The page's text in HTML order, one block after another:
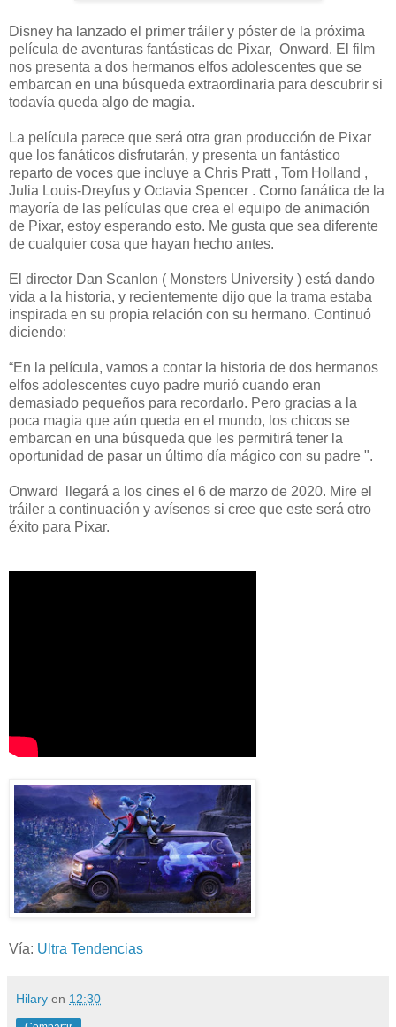
Disney ha lanzado el primer tráiler y póster de la próxima
película de aventuras fantásticas de Pixar, Onward. El film
nos presenta a dos hermanos elfos adolescentes que se
embarcan en una búsqueda extraordinaria para descubrir si
todavía queda algo de magia.
La película parece que será otra gran producción de Pixar
que los fanáticos disfrutarán, y presenta un fantástico
reparto de voces que incluye a Chris Pratt , Tom Holland ,
Julia Louis-Dreyfus y Octavia Spencer . Como fanática de la
mayoría de las películas que crea el equipo de animación
de Pixar, estoy esperando esto. Me gusta que sea diferente
de cualquier cosa que hayan hecho antes.
El director Dan Scanlon ( Monsters University ) está dando
vida a la historia, y recientemente dijo que la trama estaba
inspirada en su propia relación con su hermano. Continuó
diciendo:
“En la película, vamos a contar la historia de dos hermanos
elfos adolescentes cuyo padre murió cuando eran
demasiado pequeños para recordarlo. Pero gracias a la
poca magia que aún queda en el mundo, los chicos se
embarcan en una búsqueda que les permitirá tener la
oportunidad de pasar un último día mágico con su padre ".
Onward llegará a los cines el 6 de marzo de 2020. Mire el
tráiler a continuación y avísenos si cree que este será otro
éxito para Pixar.
Vía: Ultra Tendencias
Hilary en 12:30